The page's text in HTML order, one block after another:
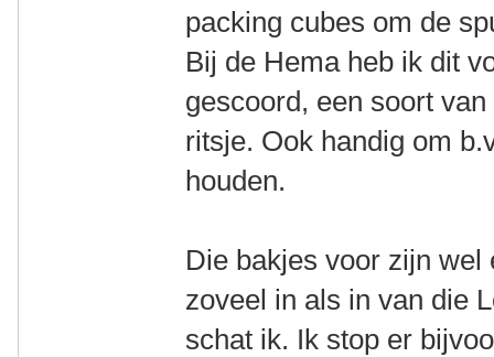
packing cubes om de
Bij de Hema heb ik dit
gescoord, een soort
ritsje. Ook handig om
houden.
Die bakjes voor zijn wel
zoveel in als in van die
schat ik. Ik stop er